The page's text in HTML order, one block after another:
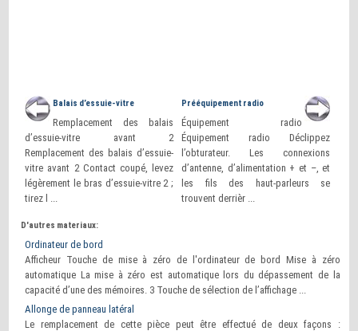
Balais d’essuie-vitre
Remplacement des balais
d’essuie-vitre avant 2
Remplacement des balais d’essuie-
vitre avant 2 Contact coupé, levez
légèrement le bras d’essuie-vitre 2 ;
tirez l ...
Prééquipement radio
Équipement radio
Équipement radio Déclippez
l’obturateur. Les connexions
d’antenne, d’alimentation + et –, et
les fils des haut-parleurs se
trouvent derrièr ...
D'autres materiaux:
Ordinateur de bord
Afficheur Touche de mise à zéro de l'ordinateur de bord Mise à zéro
automatique La mise à zéro est automatique lors du dépassement de la
capacité d’une des mémoires. 3 Touche de sélection de l’affichage ...
Allonge de panneau latéral
Le remplacement de cette pièce peut être effectué de deux façons :